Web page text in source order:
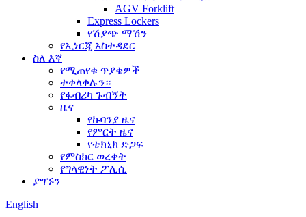
AGV Forklift
Express Lockers
የሽያጭ ማሽን
የኢነርጂ አስተዳደር
ስለ እኛ
የሚጠየቁ ጥያቄዎች
ተቀላቀሉን።
የፋብሪካ ጉብኝት
ዜና
የኩባንያ ዜና
የምርት ዜና
የቴክኒክ ድጋፍ
የምስክር ወረቀት
የግላዊነት ፖሊሲ
ያግኙን
English